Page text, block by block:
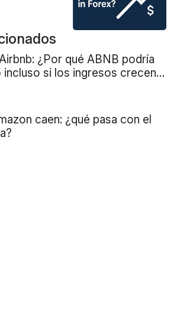
¿Por qué ABNB podría
incluso si los ingresos crecen
caen: ¿qué pasa con el